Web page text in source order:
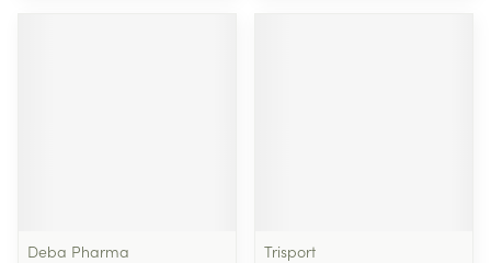
Deba Pharma
Trisport